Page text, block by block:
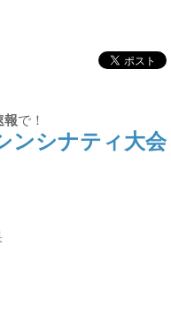
報で！
ンシナティ大会